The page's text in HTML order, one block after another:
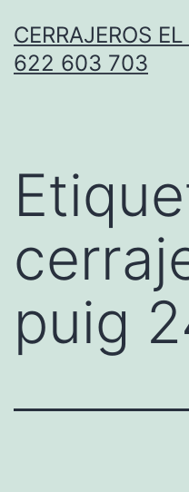
contenido
CERRAJEROS
622 603 703
puig